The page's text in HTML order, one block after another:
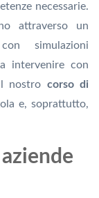
necessarie.
attraverso un
simulazioni
intervenire con
nostro corso di
e, soprattutto,